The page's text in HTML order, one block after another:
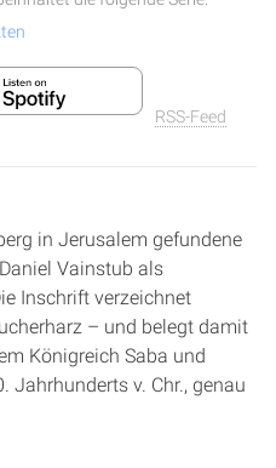
RSS-Feed
in Jerusalem gefundene
Vainstub als
Inschrift verzeichnet
– und belegt damit
Königreich Saba und
Jahrhunderts v. Chr., genau